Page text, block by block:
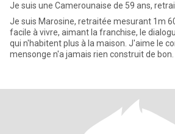
Je suis une Camerounaise de 59 ans,
Je suis Marosine, retraitée mesurant 1m
facile à vivre, aimant la franchise, le
qui n'habitent plus à la maison. J'aime le
mensonge n'a jamais rien construit de bon.